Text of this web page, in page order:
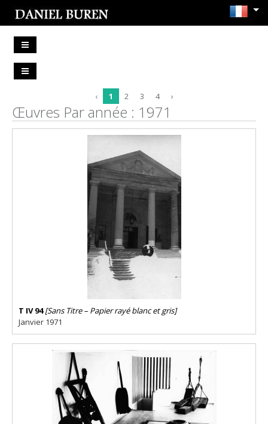
‹ 1 2 3 4 ›
Œuvres Par année : 1971
T IV 94 [Sans Titre – Papier rayé blanc et gris]
Janvier 1971